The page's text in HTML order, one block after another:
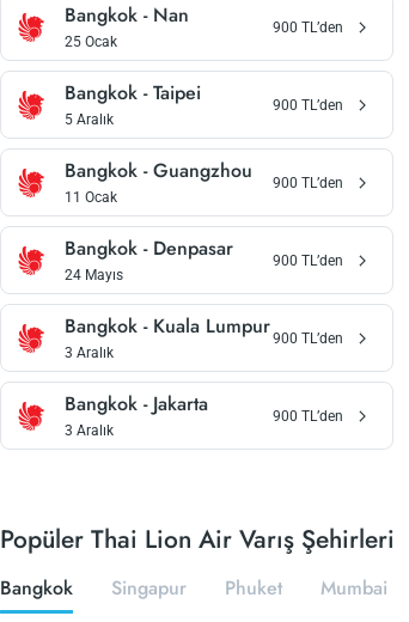
Bangkok - Nan
25 Ocak
900 TL’den
Bangkok -Taipei
5 Aralık
900 TL’den
Bangkok -Guangzhou
11 Ocak
900 TL’den
Bangkok - Denpasar
24 Mayıs
900 TL’den
Bangkok - Kuala Lumpur
3 Aralık
900 TL’den
Bangkok - Jakarta
3 Aralık
900 TL’den
Popüler Thai Lion Air Varış Şehirleri
Bangkok Singapur Phuket Mumbai